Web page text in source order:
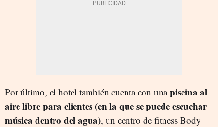
Por último, el hotel también cuenta con unapiscina al
aire libre para clientes (en la que se puede escuchar
música dentro del agua), un centro de fitness Body